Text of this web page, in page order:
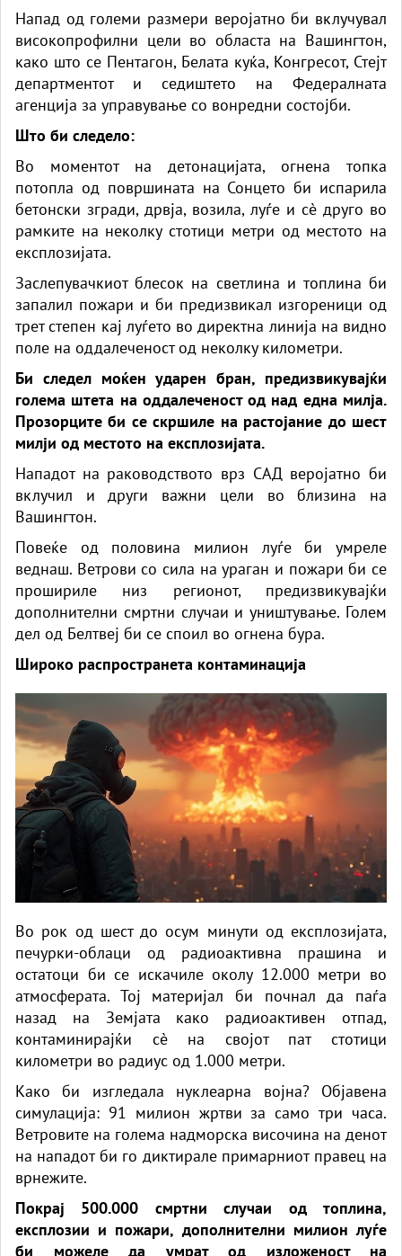
Напад од големи размери веројатно би вклучувал
високопрофилни цели во областа на Вашингтон,
како што се Пентагон, Белата куќа, Конгресот, Стејт
департментот и седиштето на Федералната
агенција за управување со вонредни состојби.
Што би следело:
Во моментот на детонацијата, огнена топка
потопла од површината на Сонцето би испарила
бетонски згради, дрвја, возила, луѓе и сè друго во
рамките на неколку стотици метри од местото на
експлозијата.
Заслепувачкиот блесок на светлина и топлина би
запалил пожари и би предизвикал изгореници од
трет степен кај луѓето во директна линија на видно
поле на оддалеченост од неколку километри.
Би следел моќен ударен бран, предизвикувајќи
голема штета на оддалеченост од над една милја.
Прозорците би се скршиле на растојание до шест
милји од местото на експлозијата.
Нападот на раководството врз САД веројатно би
вклучил и други важни цели во близина на
Вашингтон.
Повеќе од половина милион луѓе би умреле
веднаш. Ветрови со сила на ураган и пожари би се
прошириле низ регионот, предизвикувајќи
дополнителни смртни случаи и уништување. Голем
дел од Белтвеј би се споил во огнена бура.
Широко распространета контаминација
Во рок од шест до осум минути од експлозијата,
печурки-облаци од радиоактивна прашина и
остатоци би се искачиле околу 12.000 метри во
атмосферата. Тој материјал би почнал да паѓа
назад на Земјата како радиоактивен отпад,
контаминирајќи сè на својот пат стотици
километри во радиус од 1.000 метри.
Како би изгледала нуклеарна војна? Објавена
симулација: 91 милион жртви за само три часа.
Ветровите на голема надморска височина на денот
на нападот би го диктирале примарниот правец на
врнежите.
Покрај 500.000 смртни случаи од топлина,
експлозии и пожари, дополнителни милион луѓе
би можеле да умрат од изложеност на